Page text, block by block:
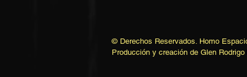
© Derechos Reservados. Homo
Producción y creación de Glen Rodrigo